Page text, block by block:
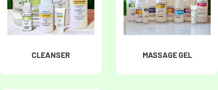
CLEANSER MASSAGE GEL